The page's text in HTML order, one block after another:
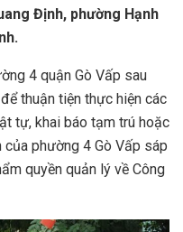
Định, phường Hạnh
4 quận Gò Vấp sau
thuận tiện thực hiện các
tự, khai báo tạm trú hoặc
phường 4 Gò Vấp sáp
quyền quản lý về Công